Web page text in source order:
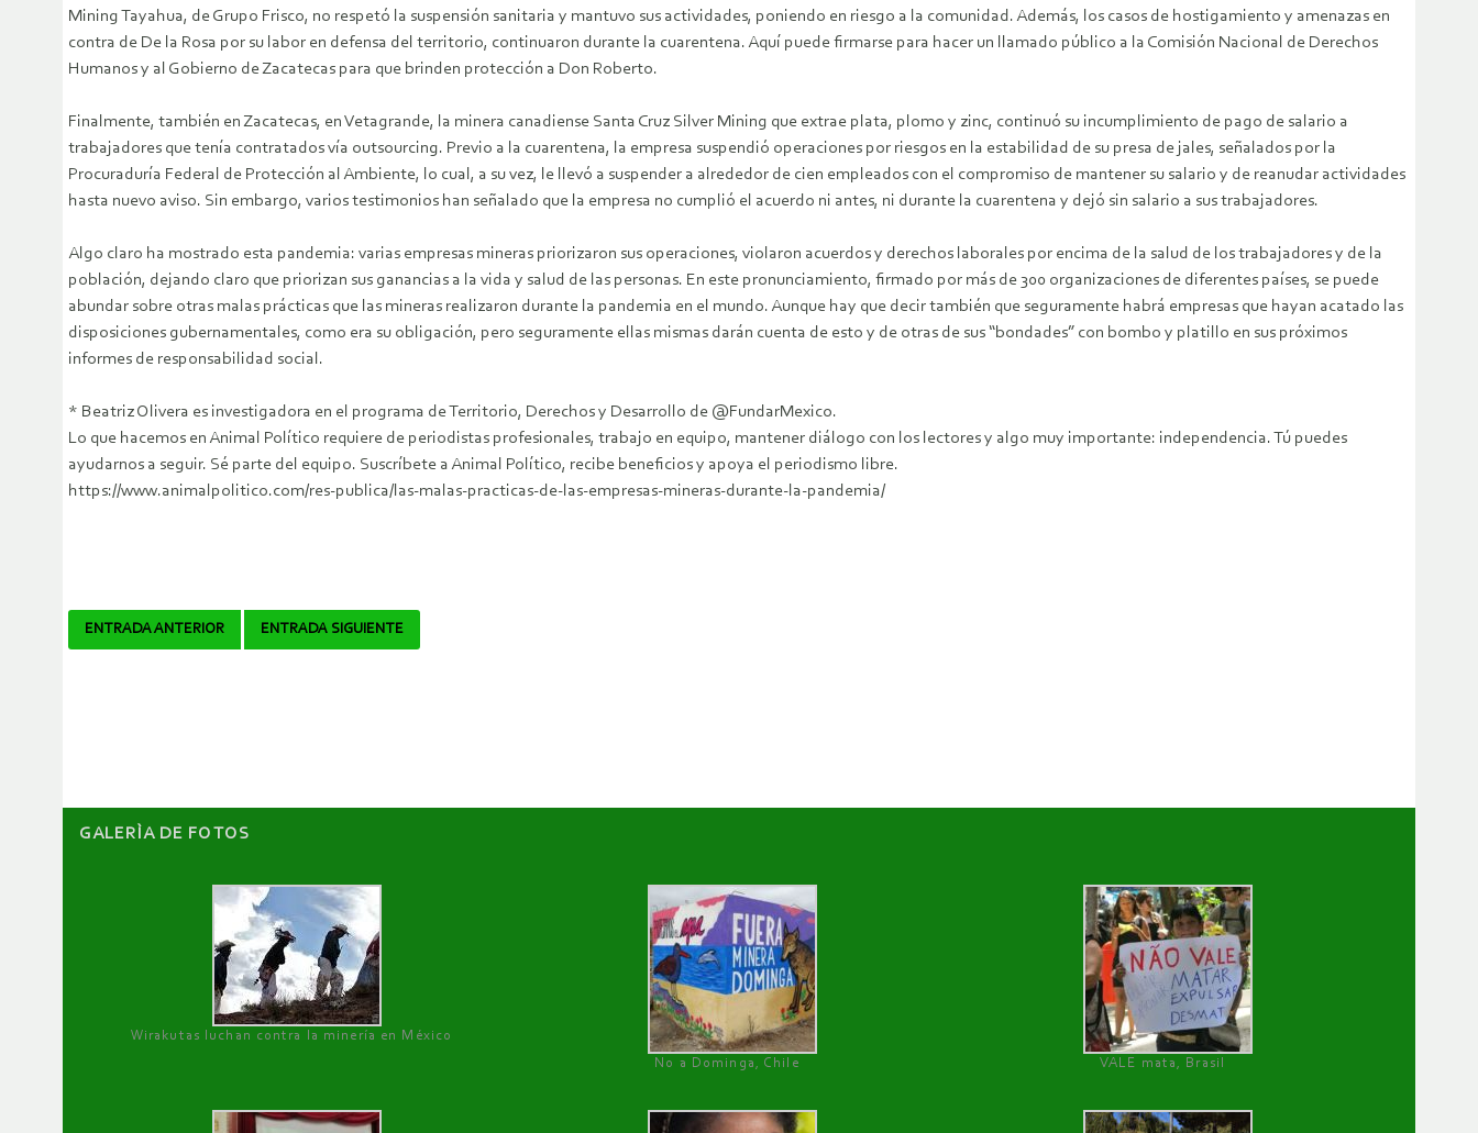
Mining Tayahua, de Grupo Frisco, no respetó la suspensión sanitaria y mantuvo sus actividades, poniendo en riesgo a la comunidad. Además, los casos de hostigamiento y amenazas en
contra de De la Rosa por su labor en defensa del territorio, continuaron durante la cuarentena. Aquí puede firmarse para hacer un llamado público a la Comisión Nacional de Derechos
Humanos y al Gobierno de Zacatecas para que brinden protección a Don Roberto.
Finalmente, también en Zacatecas, en Vetagrande, la minera canadiense Santa Cruz Silver Mining que extrae plata, plomo y zinc, continuó su incumplimiento de pago de salario a
trabajadores que tenía contratados vía outsourcing. Previo a la cuarentena, la empresa suspendió operaciones por riesgos en la estabilidad de su presa de jales, señalados por la
Procuraduría Federal de Protección al Ambiente, lo cual, a su vez, le llevó a suspender a alrededor de cien empleados con el compromiso de mantener su salario y de reanudar actividades
hasta nuevo aviso. Sin embargo, varios testimonios han señalado que la empresa no cumplió el acuerdo ni antes, ni durante la cuarentena y dejó sin salario a sus trabajadores.
Algo claro ha mostrado esta pandemia: varias empresas mineras priorizaron sus operaciones, violaron acuerdos y derechos laborales por encima de la salud de los trabajadores y de la
población, dejando claro que priorizan sus ganancias a la vida y salud de las personas. En este pronunciamiento, firmado por más de 300 organizaciones de diferentes países, se puede
abundar sobre otras malas prácticas que las mineras realizaron durante la pandemia en el mundo. Aunque hay que decir también que seguramente habrá empresas que hayan acatado las
disposiciones gubernamentales, como era su obligación, pero seguramente ellas mismas darán cuenta de esto y de otras de sus “bondades” con bombo y platillo en sus próximos
informes de responsabilidad social.
* Beatriz Olivera es investigadora en el programa de Territorio, Derechos y Desarrollo de @FundarMexico.
Lo que hacemos en Animal Político requiere de periodistas profesionales, trabajo en equipo, mantener diálogo con los lectores y algo muy importante: independencia. Tú puedes
ayudarnos a seguir. Sé parte del equipo. Suscríbete a Animal Político, recibe beneficios y apoya el periodismo libre.
https://www.animalpolitico.com/res-publica/las-malas-practicas-de-las-empresas-mineras-durante-la-pandemia/
Navegador
ENTRADA ANTERIOR ENTRADA SIGUIENTE
GALERÌA DE FOTOS
Wirakutas luchan contra la minería en México
No a Dominga, Chile
VALE mata, Brasil